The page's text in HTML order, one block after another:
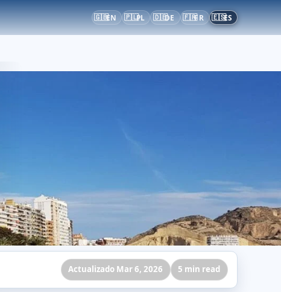
🇬🇧EN 🇵🇱PL 🇩🇪DE 🇫🇷FR 🇪🇸ES
Actualizado Mar 6, 2026 5 min read